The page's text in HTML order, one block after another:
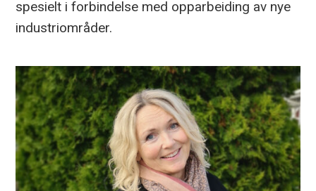
spesielt i forbindelse med opparbeiding av nye
industriområder.